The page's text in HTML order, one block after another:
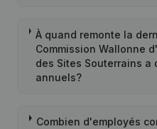
À quand remonte la
Commission Wallonne
des Sites Souterrains a
annuels?
Combien d'employés